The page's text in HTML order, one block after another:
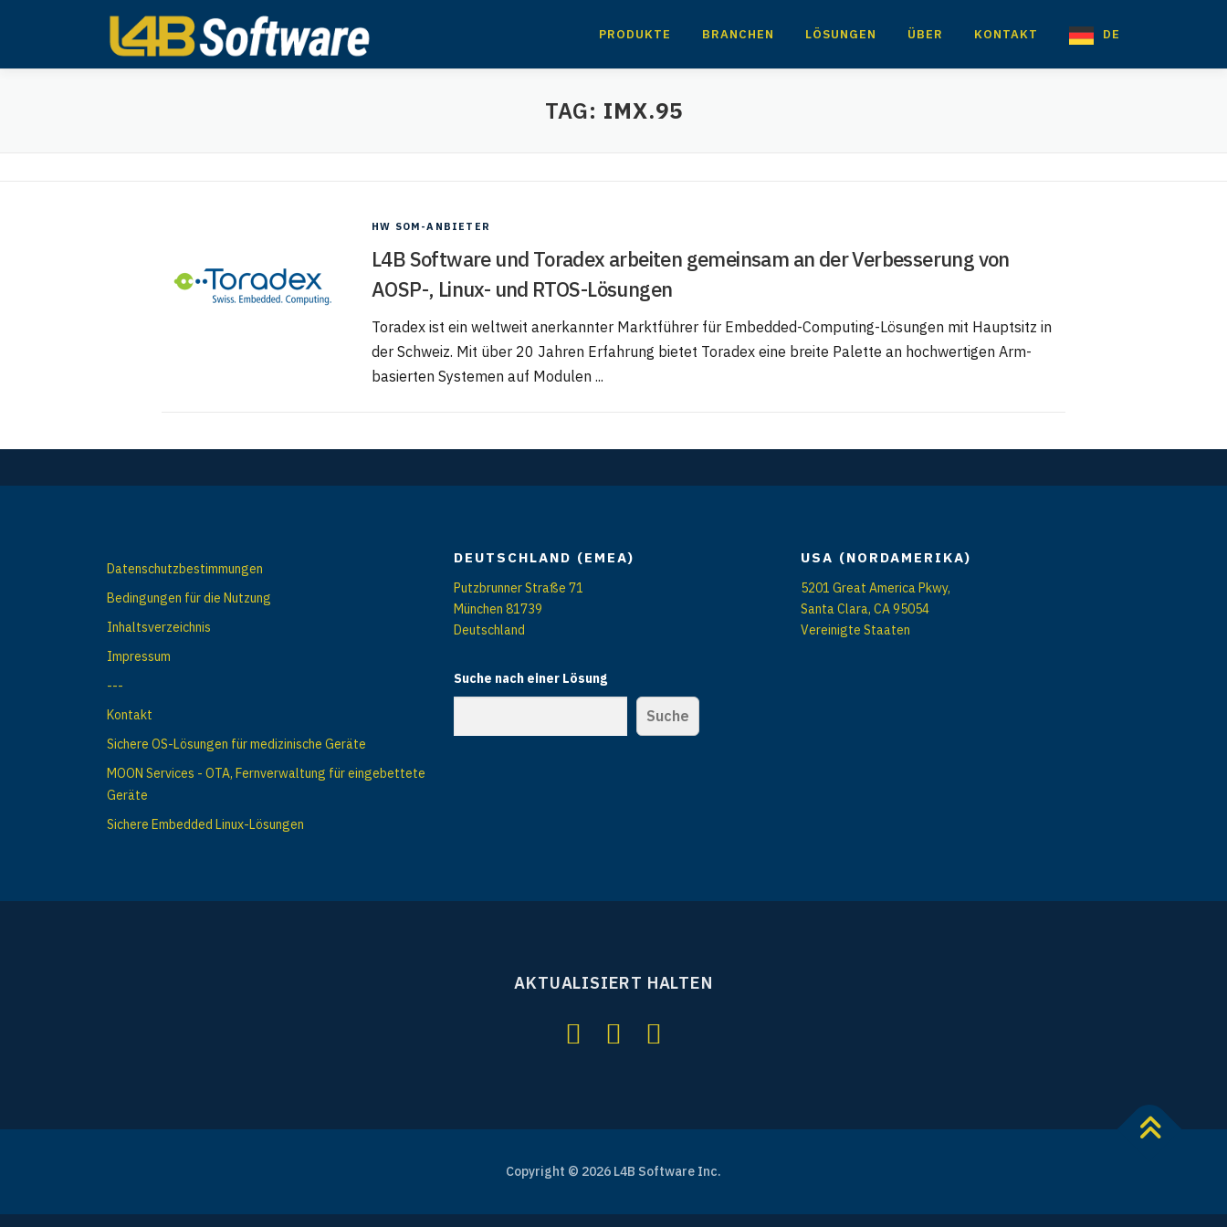
PRODUKTE BRANCHEN LÖSUNGEN ÜBER KONTAKT DE
TAG: IMX.95
HW SOM-ANBIETER
L4B Software und Toradex arbeiten gemeinsam an der Verbesserung von
AOSP-, Linux- und RTOS-Lösungen
Toradex ist ein weltweit anerkannter Marktführer für Embedded-Computing-Lösungen mit Hauptsitz in
der Schweiz. Mit über 20 Jahren Erfahrung bietet Toradex eine breite Palette an hochwertigen Arm-
basierten Systemen auf Modulen ...
Datenschutzbestimmungen
Bedingungen für die Nutzung
Inhaltsverzeichnis
Impressum
---
Kontakt
Sichere OS-Lösungen für medizinische Geräte
MOON Services - OTA, Fernverwaltung für eingebettete
Geräte
Sichere Embedded Linux-Lösungen
DEUTSCHLAND (EMEA)
Putzbrunner Straße 71
München 81739
Deutschland
Suche nach einer Lösung
Suche
USA (NORDAMERIKA)
5201 Great America Pkwy,
Santa Clara, CA 95054
Vereinigte Staaten
AKTUALISIERT HALTEN
Copyright © 2026 L4B Software Inc.